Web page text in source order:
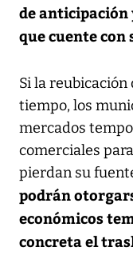
de anticipación
que cuente con
Si la
tiempo, los
mercados
comerciales
pierdan su
podrán
económicos
concreta el